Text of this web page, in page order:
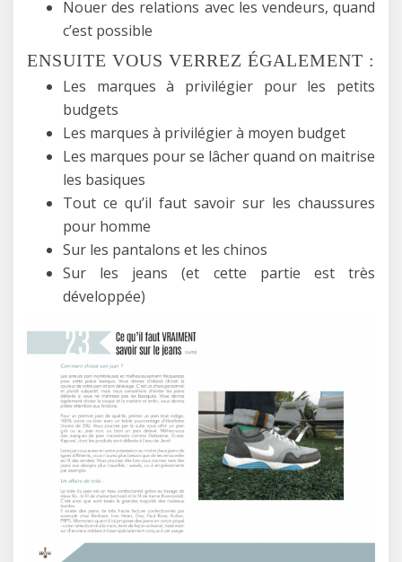
Nouer des relations avec les vendeurs, quand
c’est possible
ENSUITE VOUS VERREZ ÉGALEMENT :
Les marques à privilégier pour les petits
budgets
Les marques à privilégier à moyen budget
Les marques pour se lâcher quand on maitrise
les basiques
Tout ce qu’il faut savoir sur les chaussures
pour homme
Sur les pantalons et les chinos
Sur les jeans (et cette partie est très
développée)